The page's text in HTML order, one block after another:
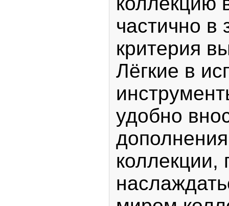
частично в
критерия
Лёгкие в
удобно
коллекции,